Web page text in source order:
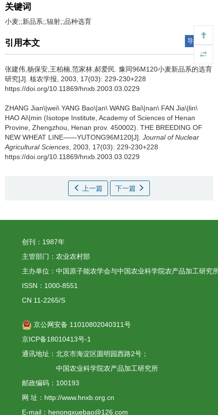
关键词
小麦;;新品系;;辐射;;品种选育
引用本文 导出引用
张建伟,杨保安,王柏楠,范家林,郝爱民. 豫同96M120小麦新品系的选育
研究[J]. 核农学报, 2003, 17(03): 229-230+228
https://doi.org/10.11869/hnxb.2003.03.0229
ZHANG Jian\|wei\ YANG Bao\|an\ WANG Bai\|nan\ FAN Jia\|lin\
HAO Ai\|min (Isotope Institute, Academy of Sciences of Henan
Provine, Zhengzhou, Henan prov. 450002). THE BREEDING OF
NEW WHEAT LINE——YUTONG96M120[J]. Journal of Nuclear
Agricultural Sciences , 2003, 17(03): 229-230+228
https://doi.org/10.11869/hnxb.2003.03.0229
上一篇 下一篇
创刊：1987年
主管部门：农业农村部
主办单位：中国原子能农学会与中国农业科学院农产品加工研究
ISSN：1000-8551
CN 11-2265/S
京公网安备 11010802040311号
京ICP备18010413号-1
通讯地址：北京市海淀区圆明园西路2号；
中国农业科学院农产品加工研究所
邮政编码：100193
网 址：http://www.hnxb.org.cn
E-mail：henongxuebao@126.com